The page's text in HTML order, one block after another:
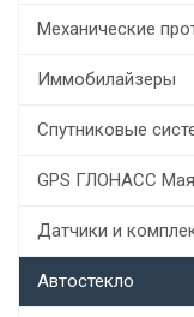
Механические
Иммобилайзеры
Спутниковые
GPS ГЛОНАСС
Датчики и
Автостекло